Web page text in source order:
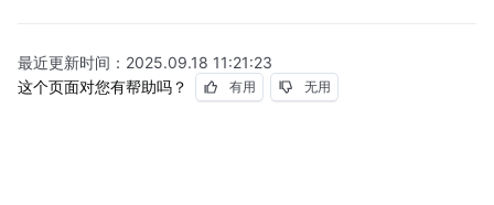
最近更新时间： 2025.09.18 11:21:23
这个页面对您有帮助吗？
有用 无用